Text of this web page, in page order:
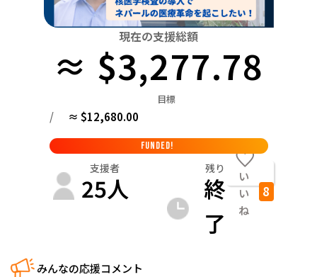
滋賀 京都 大阪 兵庫 奈良
岡山 広島 山口
愛媛 高知
佐賀 長崎
現在の支援総額
≈ $3,277.78
目標
/ ≈ $12,680.00
FUNDED!
支援者
25人
残り
終
了
い
い
ね
8
みんなの応援コメント